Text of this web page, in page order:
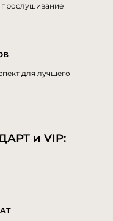
прослушивание
для лучшего
и VIP: